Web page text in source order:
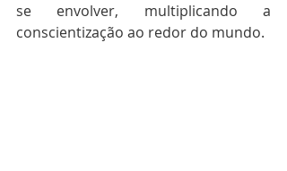
se envolver, multiplicando a
conscientização ao redor do mundo.